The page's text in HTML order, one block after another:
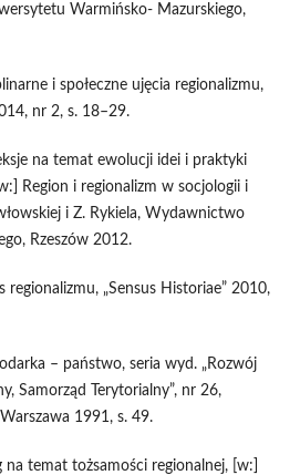
Warmińsko- Mazurskiego,
i społeczne ujęcia regionalizmu,
nr 2, s. 18–29.
na temat ewolucji idei i praktyki
Region i regionalizm w socjologii i
i Z. Rykiela, Wydawnictwo
Rzeszów 2012.
regionalizmu, „Sensus Historiae” 2010,
– państwo, seria wyd. „Rozwój
Samorząd Terytorialny”, nr 26,
1991, s. 49.
na temat tożsamości regionalnej, [w:]